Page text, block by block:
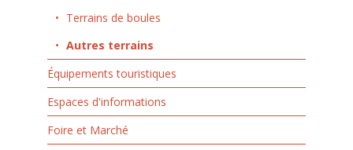
Terrains de boules
Autres terrains
Équipements touristiques
Espaces d'informations
Foire et Marché